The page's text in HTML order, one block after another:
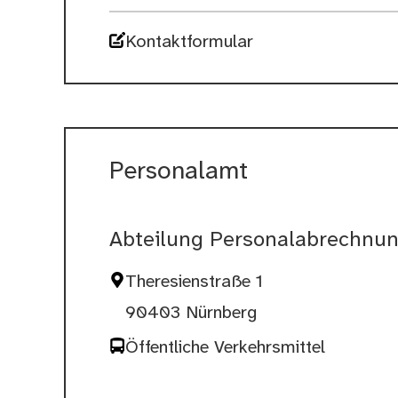
Kontaktformular
Personalamt
Abteilung
Theresienstraße 1
90403 Nürnberg
Öffentliche Verkehrsmittel